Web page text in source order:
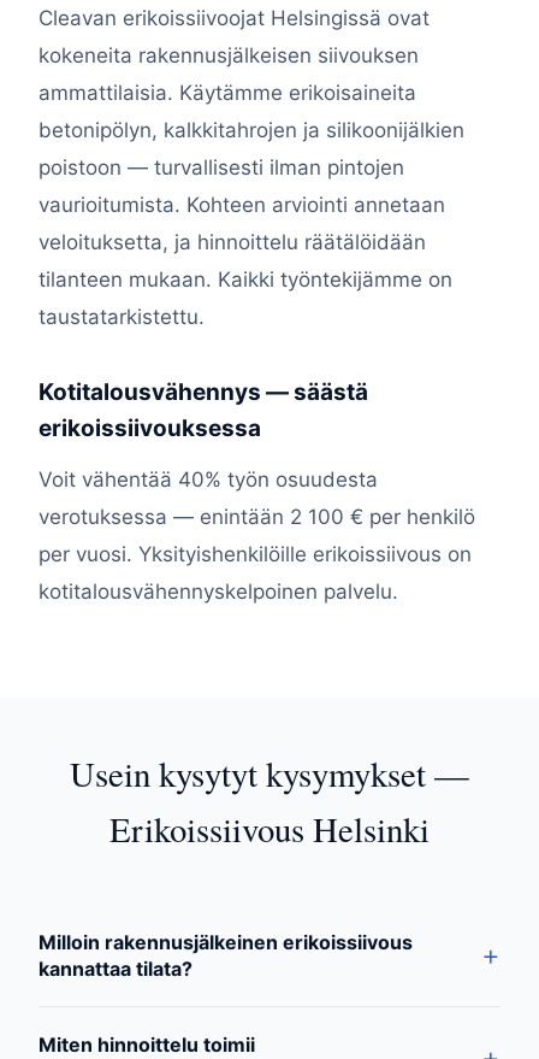
Cleavan erikoissiivoojat Helsingissä ovat
kokeneita rakennusjälkeisen siivouksen
ammattilaisia. Käytämme erikoisaineita
betonipölyn, kalkkitahrojen ja silikoonijälkien
poistoon — turvallisesti ilman pintojen
vaurioitumista. Kohteen arviointi annetaan
veloituksetta, ja hinnoittelu räätälöidään
tilanteen mukaan. Kaikki työntekijämme on
taustatarkistettu.
Kotitalousvähennys — säästä
erikoissiivouksessa
Voit vähentää 40% työn osuudesta
verotuksessa — enintään 2 100 € per henkilö
per vuosi. Yksityishenkilöille erikoissiivous on
kotitalousvähennyskelpoinen palvelu.
Usein kysytyt kysymykset —
Erikoissiivous Helsinki
Milloin rakennusjälkeinen erikoissiivous
kannattaa tilata?
Miten hinnoittelu toimii